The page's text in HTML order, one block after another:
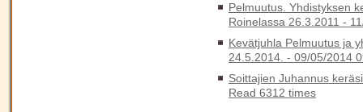
Pelmuutus. Yhdistyksen
Roinelassa 26.3.2011 -
Kevätjuhla Pelmuutus ja
24.5.2014. - 09/05/2014
Soittajien Juhannus
Read 6312 times